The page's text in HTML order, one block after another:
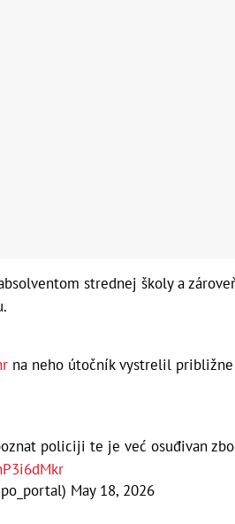
strednej školy a
na neho útočník vystrelil
policiji te je već osuđivan
May 18, 2026